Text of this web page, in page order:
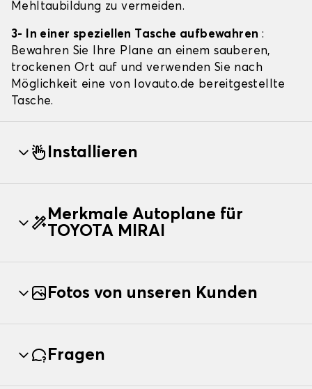
Mehltaubildung zu vermeiden.
3- In einer speziellen Tasche aufbewahren :
Bewahren Sie Ihre Plane an einem sauberen,
trockenen Ort auf und verwenden Sie nach
Möglichkeit eine von lovauto.de bereitgestellte
Tasche.
Installieren
Merkmale Autoplane für
TOYOTA MIRAI
Fotos von unseren Kunden
Fragen